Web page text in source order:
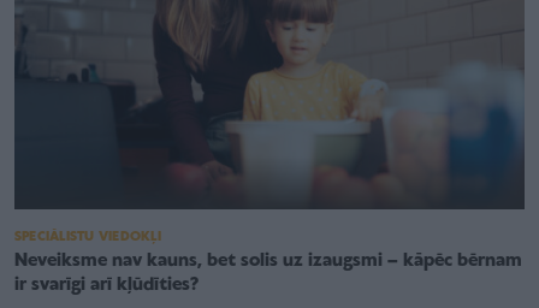
SPECIĀLISTU VIEDOKĻI
Neveiksme nav kauns, bet solis uz izaugsmi – kāpēc bērnam
ir svarīgi arī kļūdīties?